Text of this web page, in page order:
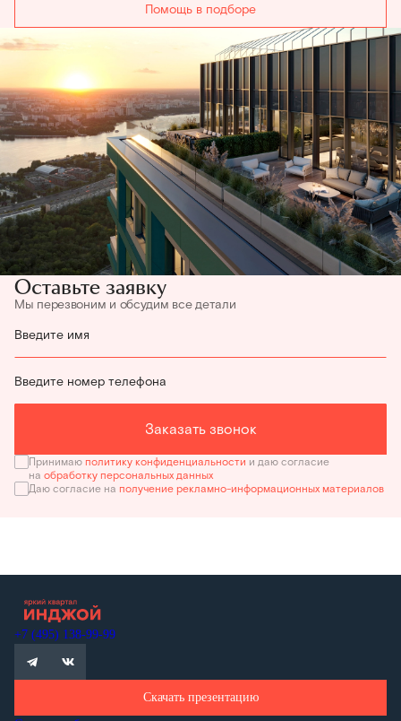
Помощь в подборе
Оставьте заявку
Мы перезвоним и обсудим все детали
Введите имя
Введите номер телефона
Заказать звонок
Принимаю политику конфиденциальности и даю согласие
на обработку персональных данных
Даю согласие на получение рекламно-информационных материалов
+7 (495) 138-99-99
Скачать презентацию